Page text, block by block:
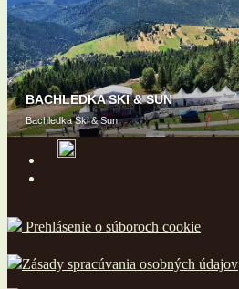
Prehlásenie o súboroch cookie
Zásady spracúvania osobných údajov